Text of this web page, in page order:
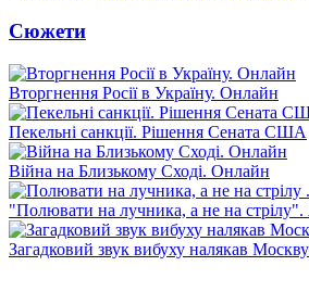
Сюжети
Вторгнення Росії в Україну. Онлайн
Пекельні санкції. Рішення Сената США
Війна на Близькому Сході. Онлайн
"Полювати на лучника, а не на стрілу".
Загадковий звук вибуху налякав